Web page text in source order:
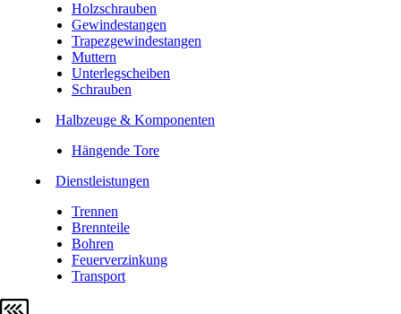
Holzschrauben
Gewindestangen
Trapezgewindestangen
Muttern
Unterlegscheiben
Schrauben
Halbzeuge & Komponenten
Hängende Tore
Dienstleistungen
Trennen
Brennteile
Bohren
Feuerverzinkung
Transport